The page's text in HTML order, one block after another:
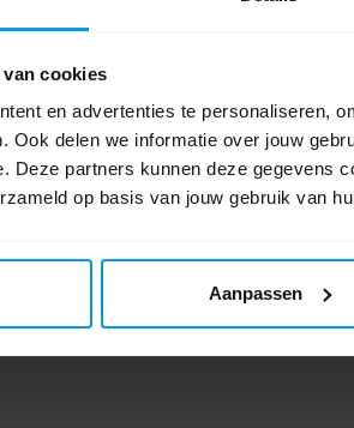
cookies
en advertenties te personaliseren,
Ook delen we informatie over jouw
Deze partners kunnen deze gegevens
op basis van jouw gebruik van
Aanpassen
zwaar gebruik
uitblaasfilters